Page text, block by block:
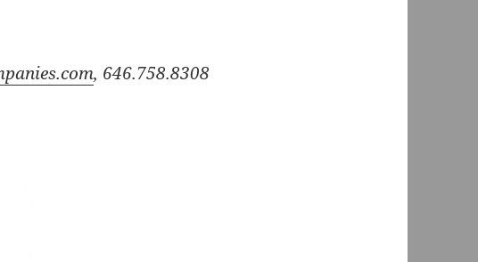
, 646.758.8308